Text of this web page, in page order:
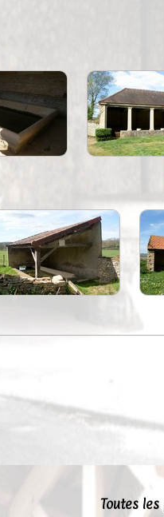
Toutes